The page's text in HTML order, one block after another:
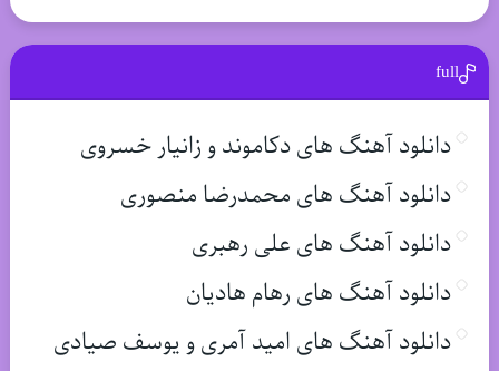
full
دانلود آهنگ های دکاموند و زانیار خسروی
دانلود آهنگ های محمدرضا منصوری
دانلود آهنگ های علی رهبری
دانلود آهنگ های رهام هادیان
دانلود آهنگ های امید آمری و یوسف صیادی